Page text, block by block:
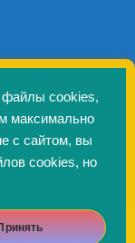
файлы cookies,
максимально
с сайтом, вы
cookies, но
с помощью